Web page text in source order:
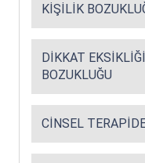
KIŞILIK
DIKKAT
BOZUKLUĞU
CINSEL